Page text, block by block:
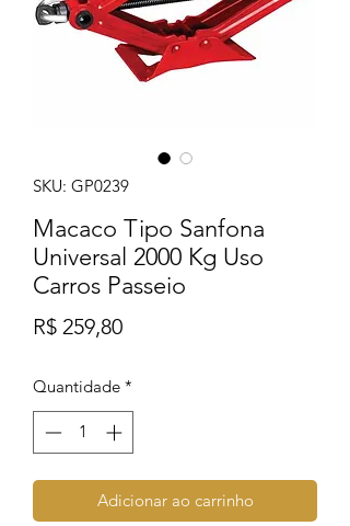
SKU: GP0239
Macaco Tipo Sanfona
Universal 2000 Kg Uso
Carros Passeio
R$ 259,80Preço
Quantidade *
Adicionar ao carrinho